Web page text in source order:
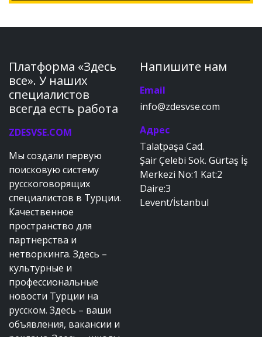
Платформа «Здесь
все». У наших
специалистов
всегда есть работа
ZDESVSE.COM
Мы создали первую
поисковую систему
русскоговорящих
специалистов в Турции.
Качественное
пространство для
партнерства и
нетворкинга. Здесь –
культурные и
профессиональные
новости Турции на
русском. Здесь – ваши
объявления, вакансии и
Напишите нам
Email
info@zdesvse.com
Адрес
Talatpaşa Cad.
Şair Çelebi Sok. Gürtaş İş
Merkezi No:1 Kat:2
Daire:3
Levent/İstanbul